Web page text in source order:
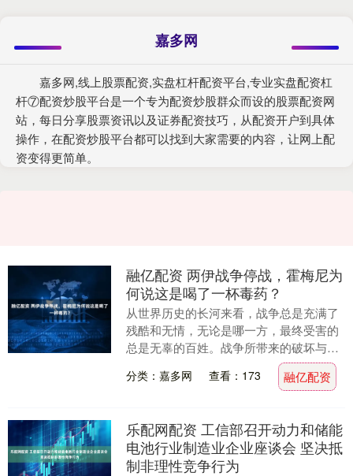
嘉多网
嘉多网,线上股票配资,实盘杠杆配资平台,专业实盘配资杠
杆⑦配资炒股平台是一个专为配资炒股群众而设的股票配资网
站，每日分享股票资讯以及证券配资技巧，从配资开户到具体
操作，在配资炒股平台都可以找到大家需要的内容，让网上配
资变得更简单。
融亿配资 两伊战争停战，霍梅尼为
何说这是喝了一杯毒药？
从世界历史的长河来看，战争总是充满了
残酷和无情，无论是哪一方，最终受害的
总是无辜的百姓。战争所带来的破坏与痛
苦，令全球都对其深恶痛绝，尤其是那些
毫无意义、没有结....
分类：嘉多网 查看：173 融亿配资
乐配网配资 工信部召开动力和储能
电池行业制造业企业座谈会 坚决抵
制非理性竞争行为